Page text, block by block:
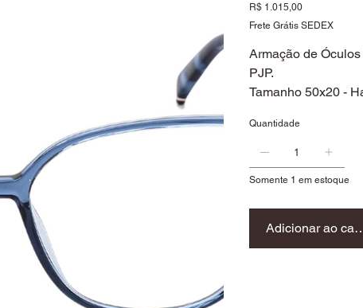
Preço
R$ 1.015,00
Frete Grátis SEDEX
Armação de
PJP.
Tamanho 50x20 -
Quantidade
Somente 1 em estoque
Adicionar ao